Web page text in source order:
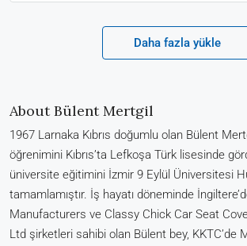
Daha fazla yükle
About Bülent Mertgil
1967 Larnaka Kıbrıs doğumlu olan Bülent
öğrenimini Kıbrıs’ta Lefkoşa Türk lisesinde
üniversite eğitimini İzmir 9 Eylül Üniversitesi
tamamlamıştır. İş hayatı döneminde
Manufacturers ve Classy Chick Car Seat
Ltd şirketleri sahibi olan Bülent bey, KKTC’de